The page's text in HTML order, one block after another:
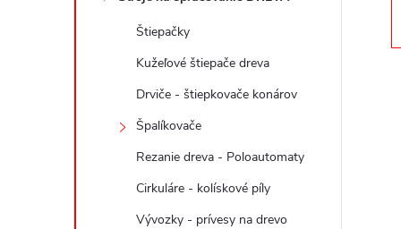
Štiepačky
Kužeľové štiepače dreva
Drviče - štiepkovače konárov
Špalíkovače
Rezanie dreva - Poloautomaty
Cirkuláre - kolískové píly
Vývozky - prívesy na drevo